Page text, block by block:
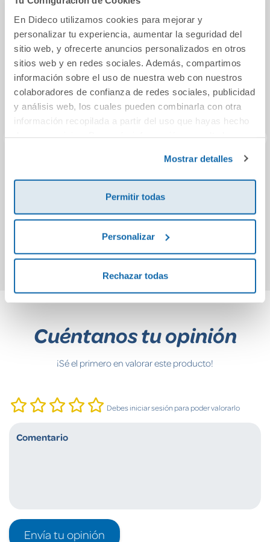
En Dideco utilizamos cookies para mejorar y
personalizar tu experiencia, aumentar la seguridad del
sitio web, y ofrecerte anuncios personalizados en otros
sitios web y en redes sociales. Además, compartimos
información sobre el uso de nuestra web con nuestros
colaboradores de confianza de redes sociales, publicidad
y análisis web, los cuales pueden combinarla con otra
información recopilada a partir del uso que hayas hecho
Mostrar detalles
Permitir todas
Personalizar
Rechazar todas
16,00€
los colores al
dedillo
26,50€
Comprar
Cuéntanos tu opinión
¡Sé el primero en valorar este producto!
Debes iniciar sesión para poder valorarlo
Envía tu opinión